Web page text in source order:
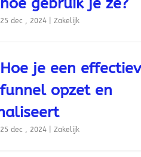
hoe gebruik je ze?
25 dec , 2024 |Zakelijk
Hoe je een
funnel opzet en
25 dec , 2024 |Zakelijk